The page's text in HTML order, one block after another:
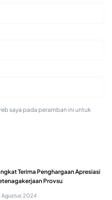
saya pada peramban ini untuk
Terima Penghargaan Apresiasi
Provsu
Agustus 2024